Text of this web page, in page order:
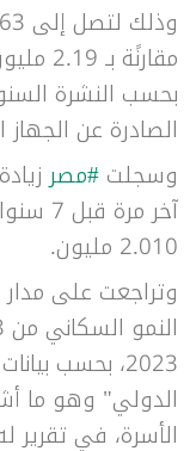
بحسب النشرة
الصادرة عن الجهاز
وسجلت #مصر
2.010 مليون.
2023، بحسب
الدولي" وهو ما